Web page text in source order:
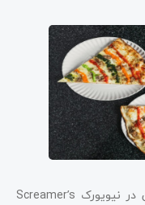
یکی دیگر از بهترین رستوران‌ های گیاهی در نیویورک Screamer’s